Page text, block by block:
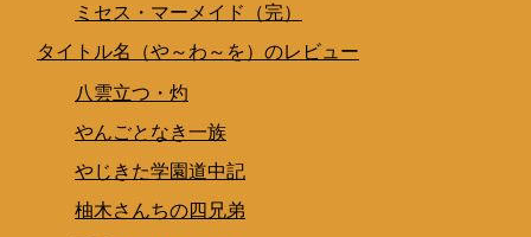
ミセス・マーメイド（完）
タイトル名（や～わ～を）のレビュー
八雲立つ・灼
やんごとなき一族
やじきた学園道中記
柚木さんちの四兄弟